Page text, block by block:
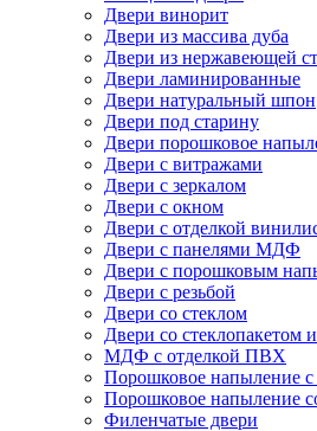
Двери винорит
Двери из массива дуба
Двери из нержавеющей
Двери ламинированные
Двери натуральный шпон
Двери под старину
Двери порошковое
Двери с витражами
Двери с зеркалом
Двери с окном
Двери с отделкой
Двери с панелями МДФ
Двери с порошковым
Двери с резьбой
Двери со стеклом
Двери со стеклопакетом
МДФ с отделкой ПВХ
Порошковое напыление с
Порошковое напыление
Филенчатые двери